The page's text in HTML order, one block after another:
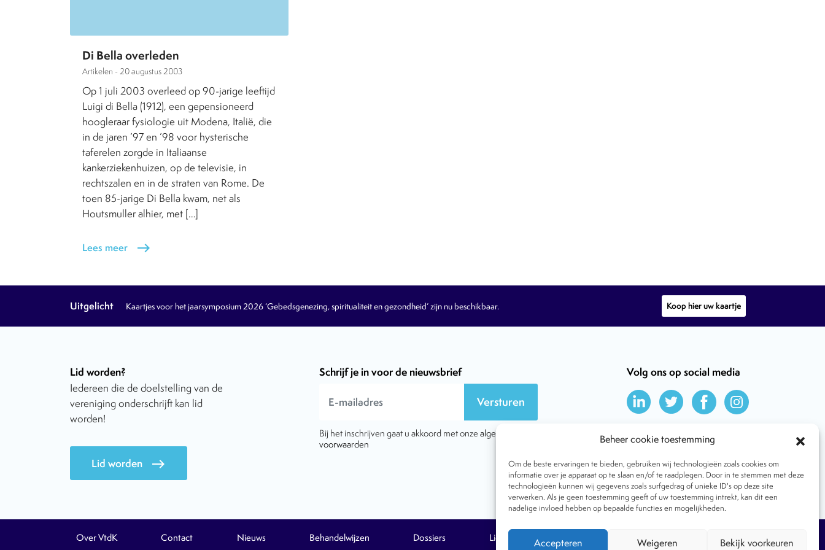
Beheer cookie toestemming
Om de beste ervaringen te bieden, gebruiken wij technologieën zoals cookies om
informatie over je apparaat op te slaan en/of te raadplegen. Door in te stemmen met deze
technologieën kunnen wij gegevens zoals surfgedrag of unieke ID's op deze site
verwerken. Als je geen toestemming geeft of uw toestemming intrekt, kan dit een
nadelige invloed hebben op bepaalde functies en mogelijkheden.
Accepteren Weigeren Bekijk voorkeuren
Di Bella overleden
Artikelen - 20 augustus 2003
Op 1 juli 2003 overleed op 90-jarige leeftijd
Luigi di Bella (1912), een gepensioneerd
hoogleraar fysiologie uit Modena, Italië, die
in de jaren ’97 en ’98 voor hysterische
taferelen zorgde in Italiaanse
kankerziekenhuizen, op de televisie, in
rechtszalen en in de straten van Rome. De
toen 85-jarige Di Bella kwam, net als
Houtsmuller alhier, met […]
Lees meer east
Uitgelicht Kaartjes voor het jaarsymposium 2026 ‘Gebedsgenezing, spiritualiteit en gezondheid’ zijn nu beschikbaar. Koop hier uw kaartje
Lid worden?
Iedereen die de doelstelling van de
vereniging onderschrijft kan lid
worden!
Lid worden east
Schrijf je in voor de nieuwsbrief
Versturen
Bij het inschrijven gaat u akkoord met onze algemene
voorwaarden
Volg ons op social media
Over VtdK Contact Nieuws Behandelwijzen Dossiers Lid worden Algemene voorwaarden